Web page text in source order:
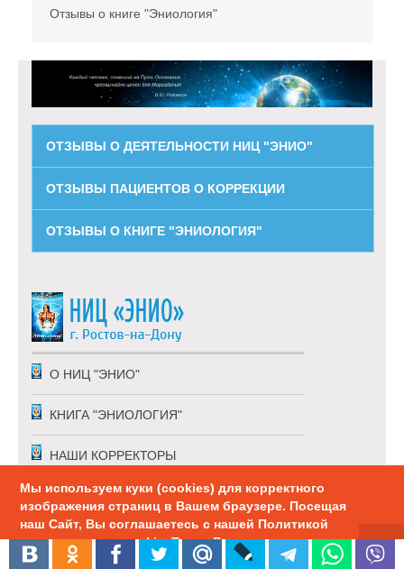
Отзывы о книге "Эниология"
ОТЗЫВЫ О ДЕЯТЕЛЬНОСТИ НИЦ "ЭНИО"
ОТЗЫВЫ ПАЦИЕНТОВ О КОРРЕКЦИИ
ОТЗЫВЫ О КНИГЕ "ЭНИОЛОГИЯ"
Мы используем куки (cookies) для корректного
изображения страниц в Вашем браузере. Посещая
наш Сайт, Вы соглашаетесь с нашей Политикой
использования cookie. Также Вы можете
настроить использование куки в браузере.
О НИЦ "ЭНИО"
КНИГА "ЭНИОЛОГИЯ"
НАШИ КОРРЕКТОРЫ
КОМАНДИРОВКИ
ПРЕДСТАВИТЕЛИ